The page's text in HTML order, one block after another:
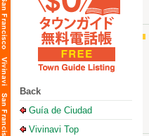
Back
Guía de Ciudad
Vivinavi Top